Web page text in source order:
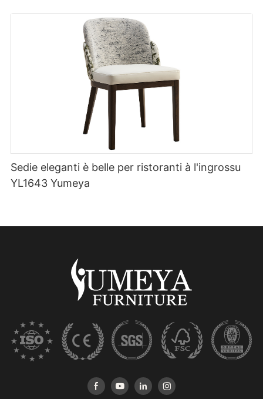
Sedie eleganti è belle per ristoranti à l'ingrossu
YL1643 Yumeya